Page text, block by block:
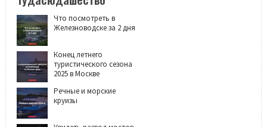
Что посмотреть в
Железноводске за 2 дня
Конец летнего
туристического сезона
2025 в Москве
Речные и морские
круизы